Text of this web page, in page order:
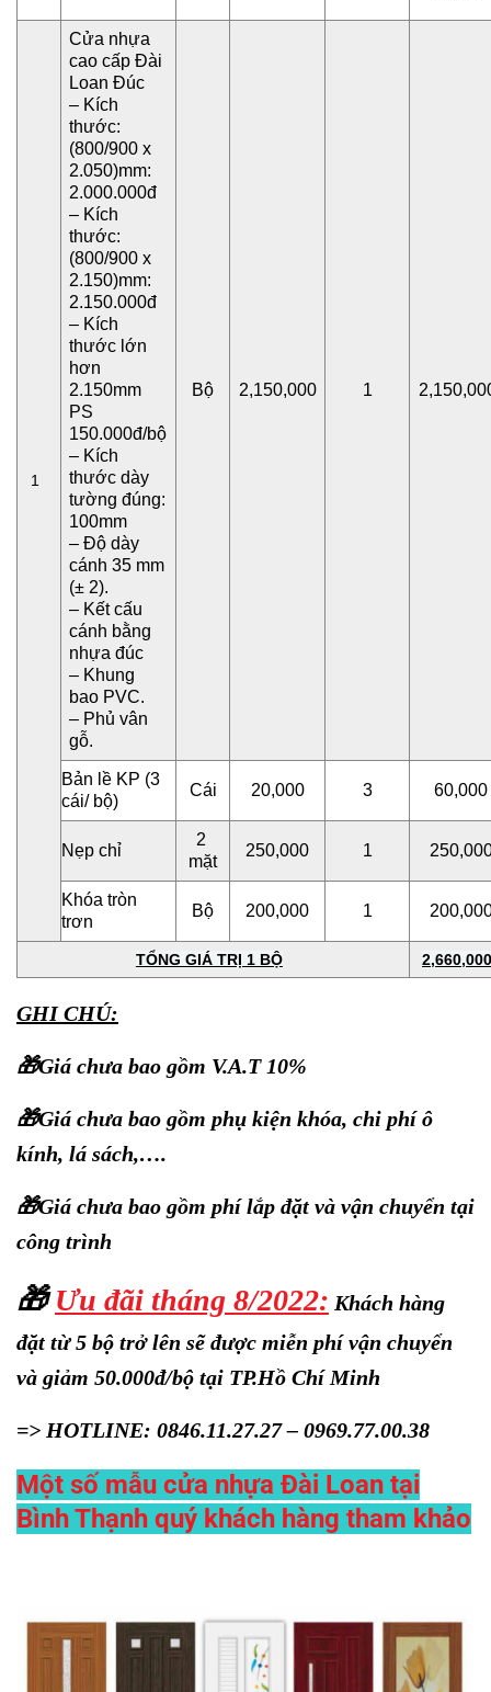
1
Cửa nhựa
cao cấp Đài
Loan Đúc
– Kích
thước:
(800/900 x
2.050)mm:
2.000.000đ
– Kích
thước:
(800/900 x
2.150)mm:
2.150.000đ
– Kích
thước lớn
hơn
2.150mm
PS
150.000đ/bộ
– Kích
thước dày
tường đúng:
100mm
– Độ dày
cánh 35 mm
(± 2).
– Kết cấu
cánh bằng
nhựa đúc
– Khung
bao PVC.
– Phủ vân
gỗ.
Bộ 2,150,000 1
Bản lề KP (3
cái/ bộ)
Cái 20,000 3 60,000
Nẹp chỉ
2
mặt
250,000 1
Khóa tròn
trơn
Bộ 200,000 1
TỔNG GIÁ TRỊ 1 BỘ 2,660,000
GHI CHÚ:
🎁Giá chưa bao gồm V.A.T 10%
🎁Giá chưa bao gồm phụ kiện khóa, chi phí ô
kính, lá sách,….
🎁Giá chưa bao gồm phí lắp đặt và vận chuyển tại
công trình
🎁Ưu đãi tháng 8/2022: Khách hàng
đặt từ 5 bộ trở lên sẽ được miễn phí vận chuyển
và giảm 50.000đ/bộ tại TP.Hồ Chí Minh
=> HOTLINE: 0846.11.27.27 – 0969.77.00.38
Một số mẫu cửa nhựa Đài Loan tại
Bình Thạnh quý khách hàng tham khảo